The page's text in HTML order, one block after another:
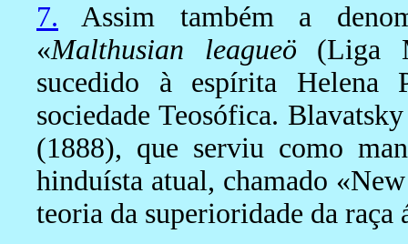
7. Assim também a
«Malthusian leagueö (Liga
sucedido à espírita Helena
sociedade Teosófica.
(1888), que serviu como
hinduísta atual, chamado
teoria da superioridade da raça